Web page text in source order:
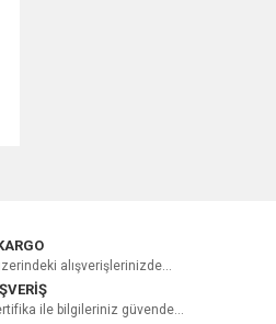
alışverişlerinizde...
ile bilgileriniz güvende...